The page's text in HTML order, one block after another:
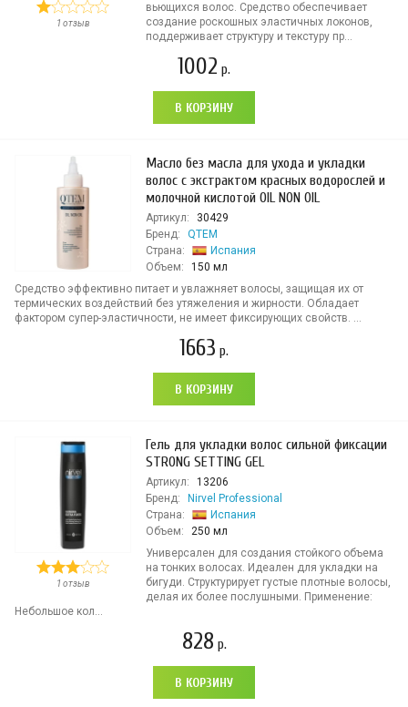
1 отзыв
вьющихся волос. Средство обеспечивает
создание роскошных эластичных локонов,
поддерживает структуру и текстуру пр...
1002 р.
В КОРЗИНУ
Масло без масла для ухода и укладки
волос с экстрактом красных водорослей и
молочной кислотой OIL NON OIL
Артикул:
30429
Бренд:
QTEM
Страна:
Испания
Объем:
150 мл
Средство эффективно питает и увлажняет волосы, защищая их от
термических воздействий без утяжеления и жирности. Обладает
фактором супер-эластичности, не имеет фиксирующих свойств. ...
1663 р.
В КОРЗИНУ
1 отзыв
Гель для укладки волос сильной фиксации
STRONG SETTING GEL
Артикул:
13206
Бренд:
Nirvel Professional
Страна:
Испания
Объем:
250 мл
Универсален для создания стойкого объема
на тонких волосах. Идеален для укладки на
бигуди. Структурирует густые плотные волосы,
делая их более послушными. Применение:
Небольшое кол...
828 р.
В КОРЗИНУ